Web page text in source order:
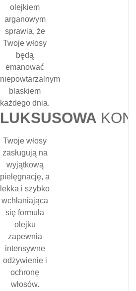
olejkiem
arganowym
sprawia, że
Twoje włosy
będą
emanować
niepowtarzalnym
blaskiem
każdego dnia.
LUKSUSOWA
Twoje włosy
zasługują na
wyjątkową
pielęgnację, a
lekka i szybko
wchłaniająca
się formuła
olejku
zapewnia
intensywne
odżywienie i
ochronę
włosów.